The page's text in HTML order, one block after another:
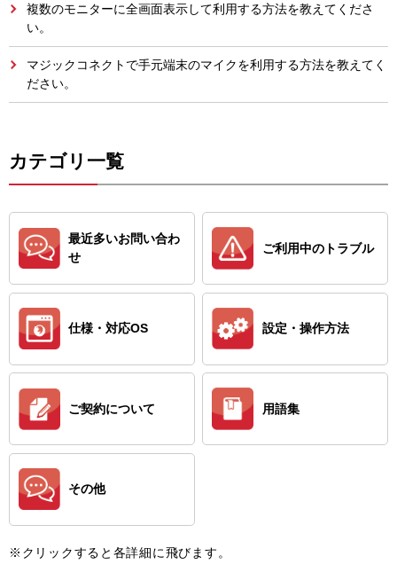
複数のモニターに全画面表示して利用する方法を教えてくださ
い。
マジックコネクトで手元端末のマイクを利用する方法を教えてく
ださい。
カテゴリ一覧
最近多いお問い合わ
せ
ご利用中のトラブル
仕様・対応OS 設定・操作方法
ご契約について 用語集
その他
※クリックすると各詳細に飛びます。